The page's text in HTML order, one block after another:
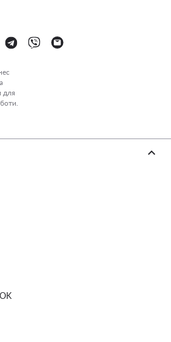
для